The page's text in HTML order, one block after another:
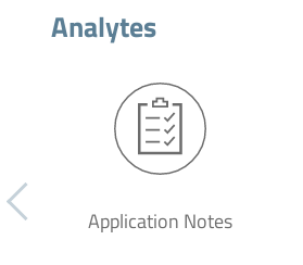
Analytes
Application Notes